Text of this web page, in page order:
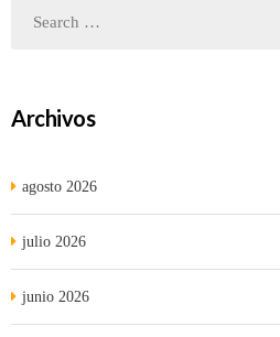
Archivos
agosto 2026
julio 2026
junio 2026